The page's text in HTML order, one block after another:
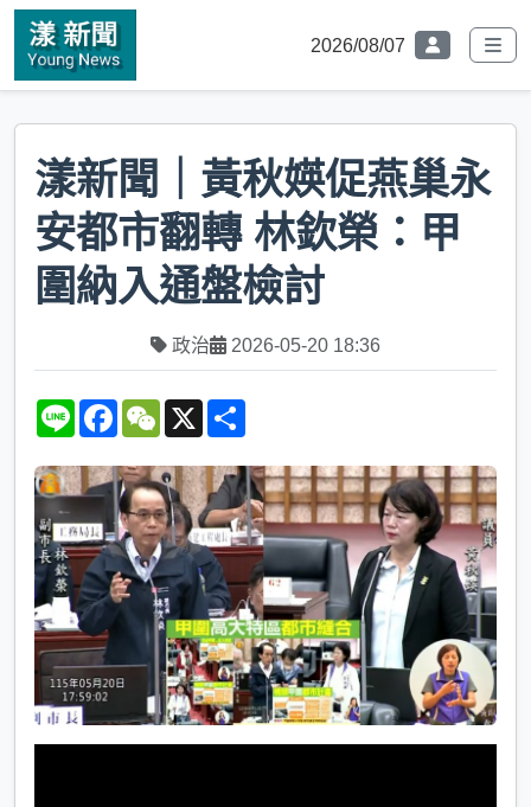
2026/08/07
漾新聞｜黃秋媖促燕巢永
安都市翻轉 林欽榮：甲
圍納入通盤檢討
政治 2026-05-20 18:36
L
e
F
e
b
o
o
k
W
h
a
t
X
r
e